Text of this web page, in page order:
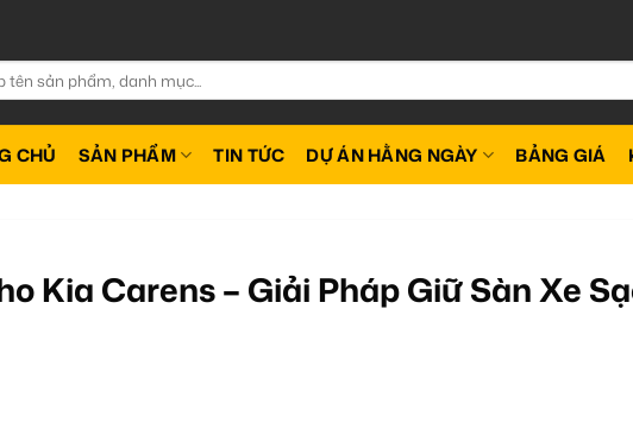
CHỦ SẢN PHẨM TIN TỨC DỰ ÁN HẰNG NGÀY BẢNG GIÁ
Kia Carens – Giải Pháp Giữ Sàn Xe